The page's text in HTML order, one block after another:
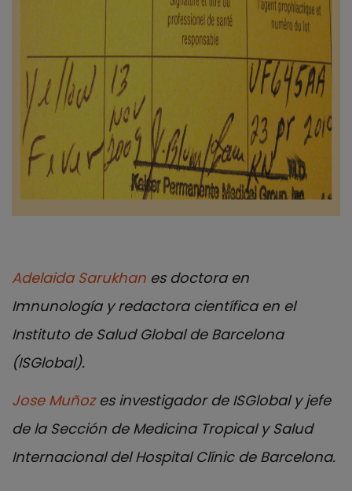
Adelaida Sarukhan es doctora en
Imnunología y redactora científica en el
Instituto de Salud Global de Barcelona
(ISGlobal).
Jose Muñoz es investigador de ISGlobal y jefe
de la Sección de Medicina Tropical y Salud
Internacional del Hospital Clínic de Barcelona.